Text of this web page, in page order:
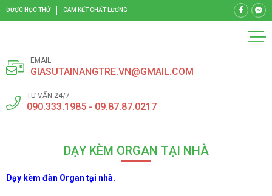
ĐƯỢC HỌC THỬ CAM KẾT CHẤT LƯỢNG
EMAIL
GIASUTAINANGTRE.VN@GMAIL.COM
TƯ VẤN 24/7
090.333.1985 - 09.87.87.0217
DẠY KÈM ORGAN TẠI NHÀ
Dạy kèm đàn Organ tại nhà.